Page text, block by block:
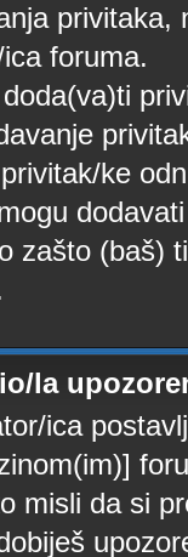
foruma.
ke
zašto (baš)
la
ica
misli da si